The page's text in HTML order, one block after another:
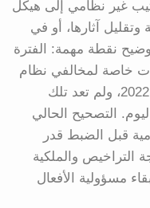
غير نظامي إلى هيكل
آثارها، أو في
نقطة مهمة: الفترة
خاصة لمخالفي نظام
مكافحة التستر انتهت في 16 فبراير 2022، ولم تعد تلك
التصحيح الحالي
قبل الضبط قدر
التراخيص والملكية
مسؤولية الأفعال